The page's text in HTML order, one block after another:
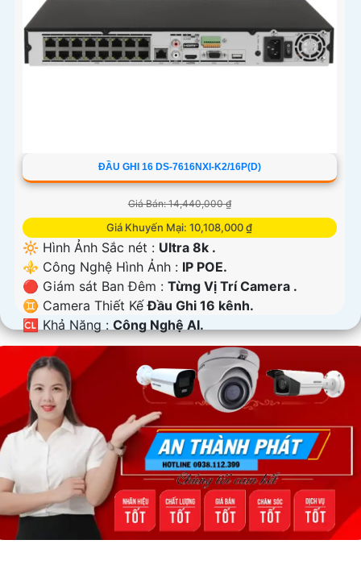
ĐẦU GHI 16 DS-7616NXI-K2/16P(D)
Giá Bán: 14,440,000 ₫
Giá Khuyến Mại: 10,108,000 ₫
🔆 Hình Ảnh Sắc nét : Ultra 8k .
⚜️ Công Nghệ Hình Ảnh : IP POE.
🔴 Giám sát Ban Đêm : Từng Vị Trí Camera .
♊ Camera Thiết KếĐầu Ghi 16 kênh.
️🆑 Khả Năng : Công Nghệ AI.